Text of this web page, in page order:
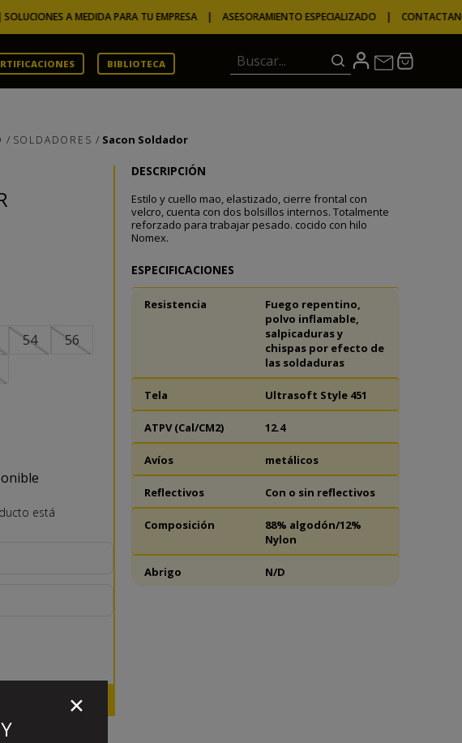
A MEDIDA PARA TU EMPRESA | ASESORAMIENTO ESPECIALIZADO |
BIBLIOTECA Buscar...
SOLDADORES Sacon Soldador
54
56
está
DESCRIPCIÓN
Estilo y cuello mao, elastizado, cierre frontal con
velcro, cuenta con dos bolsillos internos. Totalmente
reforzado para trabajar pesado. cocido con hilo
Nomex.
ESPECIFICACIONES
Resistencia
Fuego repentino,
polvo inflamable,
salpicaduras y
chispas por efecto de
las soldaduras
Tela Ultrasoft Style 451
ATPV (Cal/CM2) 12.4
Avíos metálicos
Reflectivos Con o sin reflectivos
Composición
88% algodón/12%
Nylon
Abrigo N/D
✕